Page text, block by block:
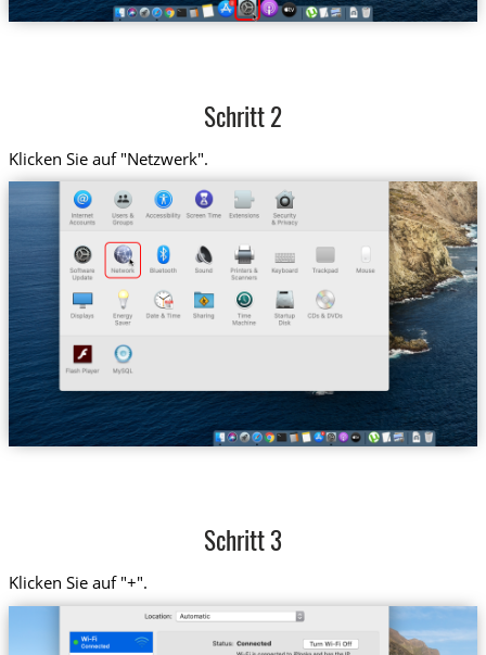
Schritt 2
Klicken Sie auf "Netzwerk".
Schritt 3
Klicken Sie auf "+".